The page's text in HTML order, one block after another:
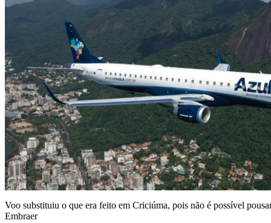
Voo substituiu o que era feito em Criciúma, pois não é possível
Embraer